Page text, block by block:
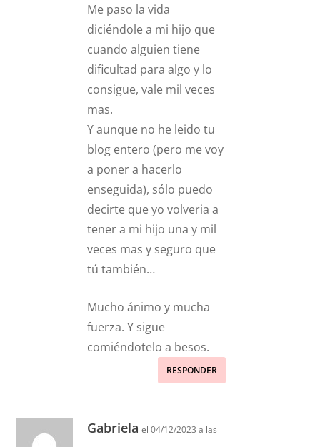
Me paso la vida
diciéndole a mi hijo que
cuando alguien tiene
dificultad para algo y lo
consigue, vale mil veces
mas.
Y aunque no he leido tu
blog entero (pero me voy
a poner a hacerlo
enseguida), sólo puedo
decirte que yo volveria a
tener a mi hijo una y mil
veces mas y seguro que
tú también…
Mucho ánimo y mucha
fuerza. Y sigue
comiéndotelo a besos.
RESPONDER
Gabriela el 04/12/2023 a las